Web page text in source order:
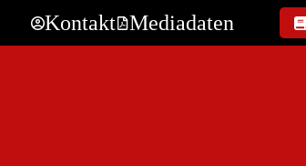
Kontakt Mediadaten